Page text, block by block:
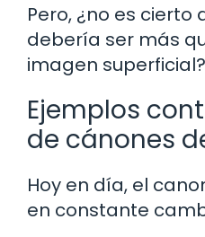
Pero, ¿no es cierto
debería ser más
imagen superficial?
Ejemplos
de cánones
Hoy en día, el
en constante